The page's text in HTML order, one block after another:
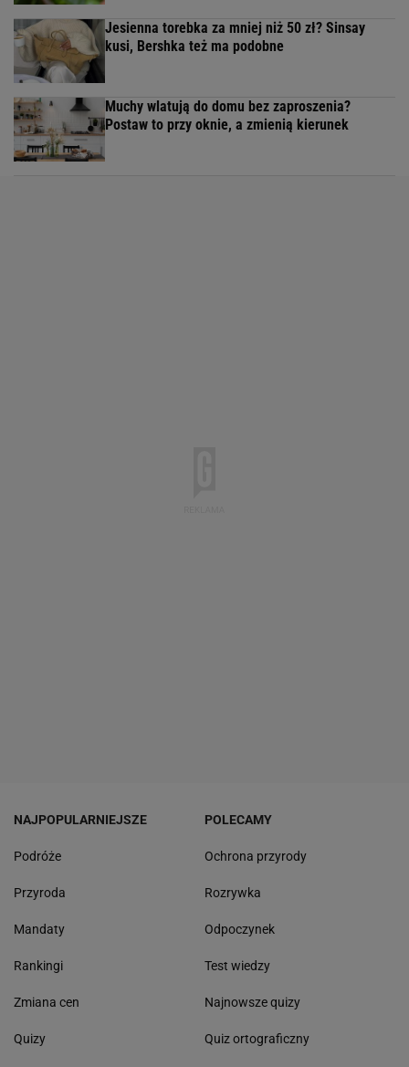
Jesienna torebka za mniej niż 50 zł? Sinsay
kusi, Bershka też ma podobne
Muchy wlatują do domu bez zaproszenia?
Postaw to przy oknie, a zmienią kierunek
NAJPOPULARNIEJSZE
Podróże
Przyroda
Mandaty
Rankingi
Zmiana cen
Quizy
POLECAMY
Ochrona przyrody
Rozrywka
Odpoczynek
Test wiedzy
Najnowsze quizy
Quiz ortograficzny